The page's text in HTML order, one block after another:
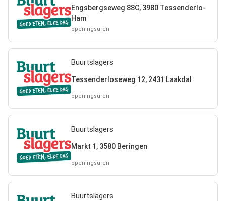
Engsbergseweg 88C, 3980 Tessenderlo-
Ham
openingsuren
Buurtslagers
Tessenderloseweg 12, 2431 Laakdal
openingsuren
Buurtslagers
Markt 1, 3580 Beringen
openingsuren
Buurtslagers